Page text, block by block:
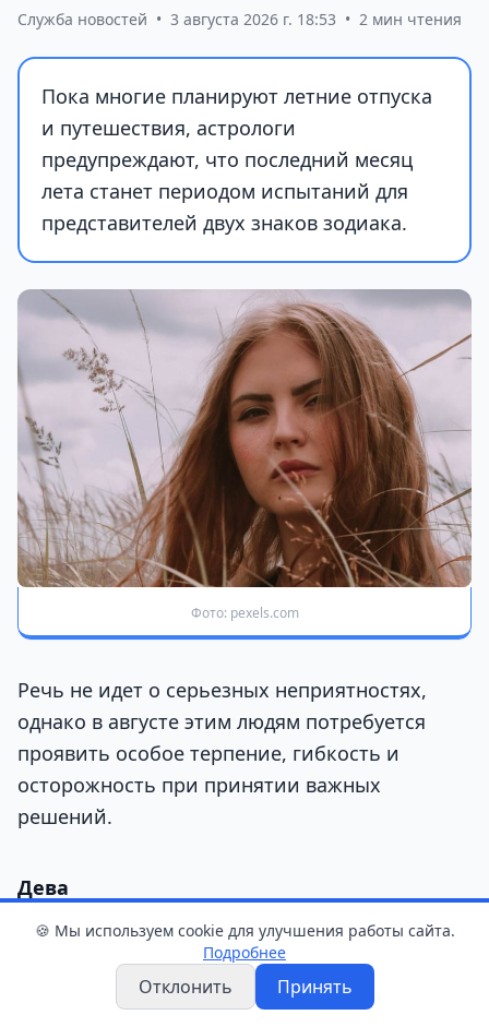
Служба новостей • 3 августа 2026 г. 18:53 • 2 мин чтения
Пока многие планируют летние отпуска
и путешествия, астрологи
предупреждают, что последний месяц
лета станет периодом испытаний для
представителей двух знаков зодиака.
Фото: pexels.com
Речь не идет о серьезных неприятностях,
однако в августе этим людям потребуется
проявить особое терпение, гибкость и
осторожность при принятии важных
решений.
Дева
В августе у Дев может возникнуть чувство,
что на их плечи свалилось слишком много
дел одновременно. Рабочие задачи, личные
🍪 Мы используем cookie для улучшения работы сайта.
Подробнее
Отклонить Принять